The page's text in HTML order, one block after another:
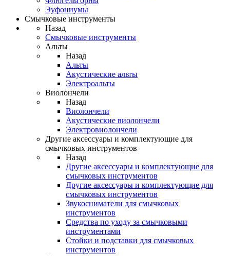
Эуфониумы
Смычковые инструменты
Назад
Смычковые инструменты
Альты
Назад
Альты
Акустические альты
Электроальты
Виолончели
Назад
Виолончели
Акустические виолончели
Электровиолончели
Другие аксессуары и комплектующие для
смычковых инструментов
Назад
Другие аксессуары и комплектующие для
смычковых инструментов
Другие аксессуары и комплектующие для
смычковых инструментов
Звукосниматели для смычковых
инструментов
Средства по уходу за смычковыми
инструментами
Стойки и подставки для смычковых
инструментов